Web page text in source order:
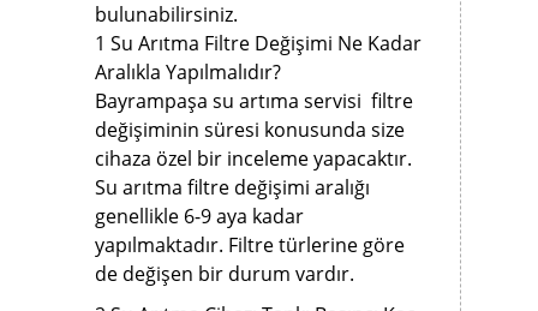
bulunabilirsiniz.
1 Su Arıtma Filtre Değişimi Ne Kadar
Aralıkla Yapılmalıdır?
Bayrampaşa su artıma servisi filtre
değişiminin süresi konusunda size
cihaza özel bir inceleme yapacaktır.
Su arıtma filtre değişimi aralığı
genellikle 6-9 aya kadar
yapılmaktadır. Filtre türlerine göre
de değişen bir durum vardır.